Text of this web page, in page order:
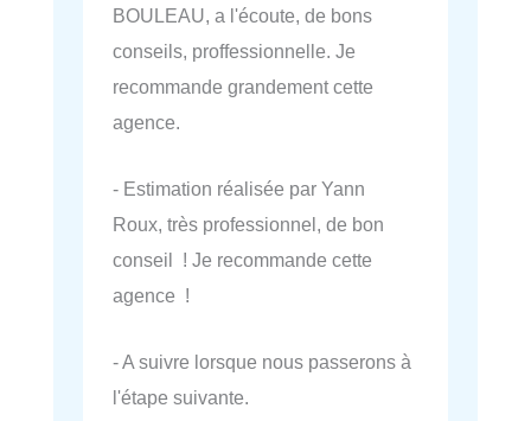
BOULEAU, a l'écoute, de bons
conseils, proffessionnelle. Je
recommande grandement cette
agence.
- Estimation réalisée par Yann
Roux, très professionnel, de bon
conseil ! Je recommande cette
agence !
- A suivre lorsque nous passerons à
l'étape suivante.